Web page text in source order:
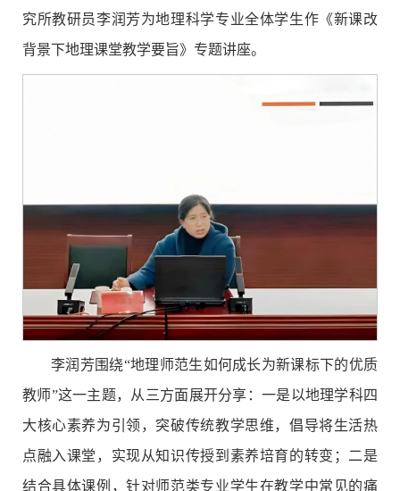
究所教研员李润芳为地理科学专业全体学生作《新课改
背景下地理课堂教学要旨》专题讲座。
李润芳围绕“地理师范生如何成长为新课标下的优质
教师”这一主题，从三方面展开分享：一是以地理学科四
大核心素养为引领，突破传统教学思维，倡导将生活热
点融入课堂，实现从知识传授到素养培育的转变；二是
结合具体课例，针对师范类专业学生在教学中常见的痛